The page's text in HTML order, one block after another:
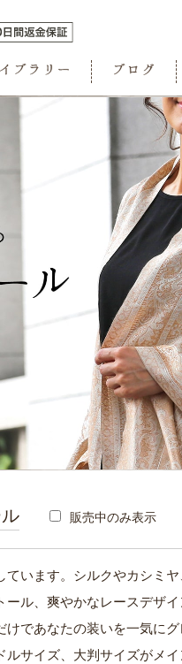
販売中のみ表示
います。シルクやカシミ
ル、爽やかなレースデザイ
けであなたの装いを一気に
サイズ、大判サイズがメイ